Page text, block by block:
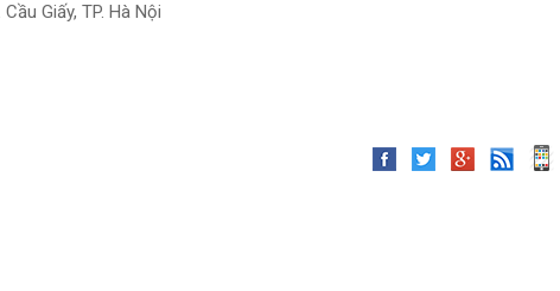
Giấy, TP. Hà Nội